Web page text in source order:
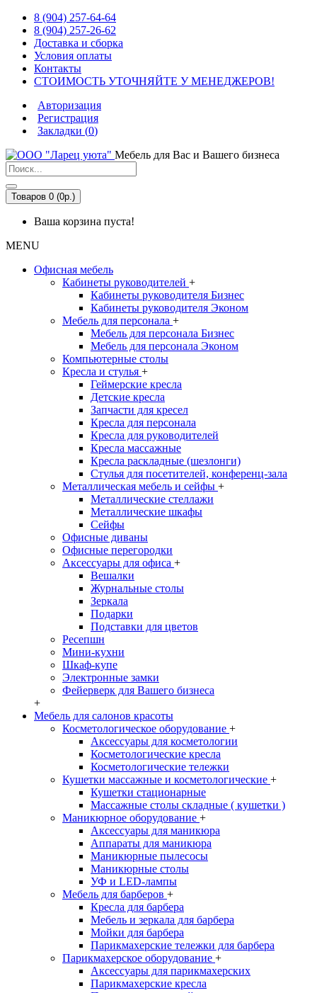
8 (904) 257-64-64
8 (904) 257-26-62
Доставка и сборка
Условия оплаты
Контакты
СТОИМОСТЬ УТОЧНЯЙТЕ У МЕНЕДЖЕРОВ!
Авторизация
Регистрация
Закладки (0)
Мебель для Вас и Вашего бизнеса
Товаров 0 (0р.)
Ваша корзина пуста!
MENU
Офисная мебель
Кабинеты руководителей +
Кабинеты руководителя Бизнес
Кабинеты руководителя Эконом
Мебель для персонала +
Мебель для персонала Бизнес
Мебель для персонала Эконом
Компьютерные столы
Кресла и стулья +
Геймерские кресла
Детские кресла
Запчасти для кресел
Кресла для персонала
Кресла для руководителей
Кресла массажные
Кресла раскладные (шезлонги)
Стулья для посетителей, конференц-зала
Металлическая мебель и сейфы +
Металлические стеллажи
Металлические шкафы
Сейфы
Офисные диваны
Офисные перегородки
Аксессуары для офиса +
Вешалки
Журнальные столы
Зеркала
Подарки
Подставки для цветов
Ресепшн
Мини-кухни
Шкаф-купе
Электронные замки
Фейерверк для Вашего бизнеса
+
Мебель для салонов красоты
Косметологическое оборудование +
Аксессуары для косметологии
Косметологические кресла
Косметологические тележки
Кушетки массажные и косметологические +
Кушетки стационарные
Массажные столы складные ( кушетки )
Маникюрное оборудование +
Аксессуары для маникюра
Аппараты для маникюра
Маникюрные пылесосы
Маникюрные столы
УФ и LED-лампы
Мебель для барберов +
Кресла для барбера
Мебель и зеркала для барбера
Мойки для барбера
Парикмахерские тележки для барбера
Парикмахерское оборудование +
Аксессуары для парикмахерских
Парикмахерские кресла